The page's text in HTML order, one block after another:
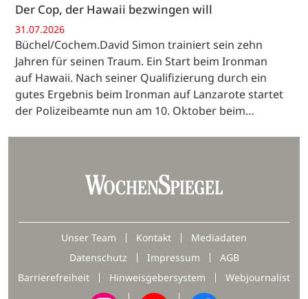
Der Cop, der Hawaii bezwingen will
31.07.2026
Büchel/Cochem.David Simon trainiert sein zehn
Jahren für seinen Traum. Ein Start beim Ironman
auf Hawaii. Nach seiner Qualifizierung durch ein
gutes Ergebnis beim Ironman auf Lanzarote startet
der Polizeibeamte nun am 10. Oktober beim…
Unser Team Kontakt
Mediadaten
Datenschutz
Impressum
AGB
Barrierefreiheit
Hinweisgebersystem Webjournalist